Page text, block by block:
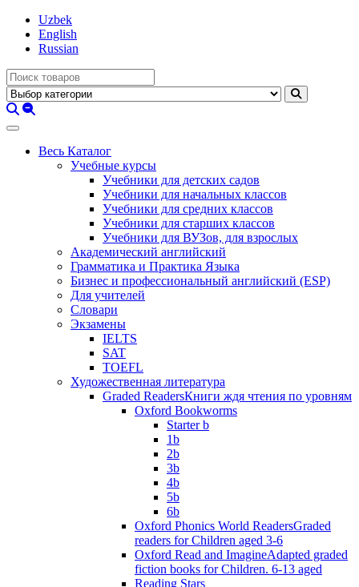
Uzbek
English
Russian
Весь Каталог
Учебные курсы
Учебники для детских садов
Учебники для начальных классов
Учебники для средних классов
Учебники для старших классов
Учебники для ВУЗов, для взрослых
Академический английский
Грамматика и Практика Языка
Бизнес и профессиональный английский (ESP)
Для учителей
Словари
Экзамены
IELTS
SAT
TOEFL
Художественная литература
Graded ReadersКниги ждя чтения по уровням
Oxford Bookworms
Starter b
1b
2b
3b
4b
5b
6b
Oxford Phonics World ReadersGraded
readers for Children aged 3-6
Oxford Read and ImagineAdapted graded
fiction books for Children. 6-13 aged
Reading Stars